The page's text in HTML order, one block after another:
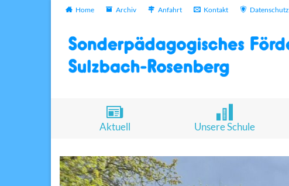
Home Archiv Anfahrt Kontakt Datenschutz
Aktuell Unsere Schule